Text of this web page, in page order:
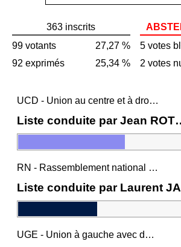
363 inscrits
99 votants
27,27 %
92 exprimés
25,34 %
5 votes
2 votes
UCD - Union au centre et à droite
Liste
RN - Rassemblement national et ses alliés
UGE - Union à gauche avec des écologistes